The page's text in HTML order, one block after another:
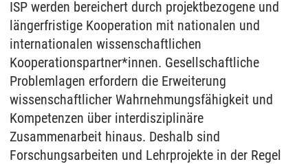
ISP werden bereichert durch projektbezogene und
längerfristige Kooperation mit nationalen und
internationalen wissenschaftlichen
Kooperationspartner*innen. Gesellschaftliche
Problemlagen erfordern die Erweiterung
wissenschaftlicher Wahrnehmungsfähigkeit und
Kompetenzen über interdisziplinäre
Zusammenarbeit hinaus. Deshalb sind
Forschungsarbeiten und Lehrprojekte in der Regel